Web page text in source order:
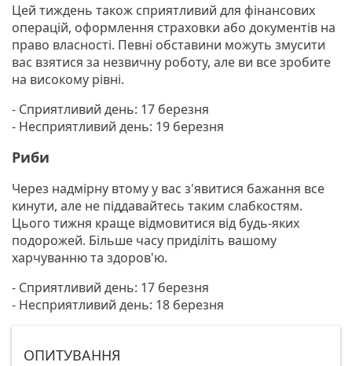
Цей тиждень також сприятливий для фінансових
операцій, оформлення страховки або документів на
право власності. Певні обставини можуть змусити
вас взятися за незвичну роботу, але ви все зробите
на високому рівні.
- Сприятливий день: 17 березня
- Несприятливий день: 19 березня
Риби
Через надмірну втому у вас з'явитися бажання все
кинути, але не піддавайтесь таким слабкостям.
Цього тижня краще відмовитися від будь-яких
подорожей. Більше часу приділіть вашому
харчуванню та здоров'ю.
- Сприятливий день: 17 березня
- Несприятливий день: 18 березня
ОПИТУВАННЯ